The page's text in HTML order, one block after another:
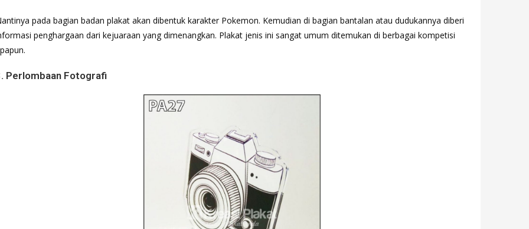
pada bagian badan plakat akan dibentuk karakter Pokemon. Kemudian di bagian bantalan atau dudukannya diberi
penghargaan dari kejuaraan yang dimenangkan. Plakat jenis ini sangat umum ditemukan di berbagai kompetisi
Perlombaan Fotografi